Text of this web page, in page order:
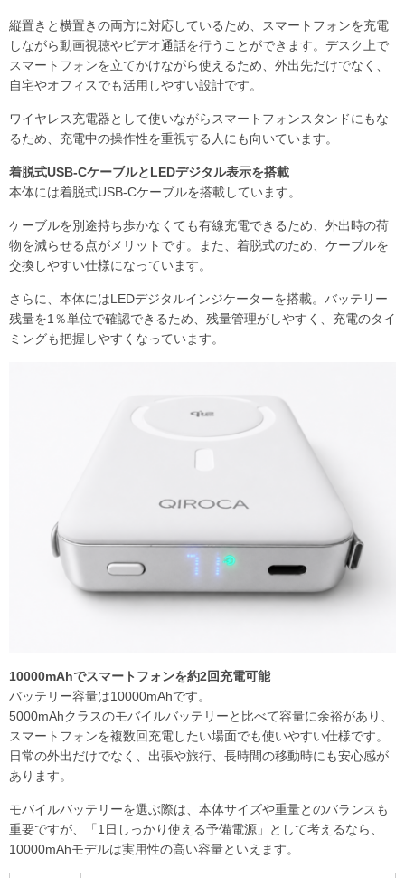
縦置きと横置きの両方に対応しているため、スマートフォンを充電
しながら動画視聴やビデオ通話を行うことができます。デスク上で
スマートフォンを立てかけながら使えるため、外出先だけでなく、
自宅やオフィスでも活用しやすい設計です。
ワイヤレス充電器として使いながらスマートフォンスタンドにもな
るため、充電中の操作性を重視する人にも向いています。
着脱式USB-CケーブルとLEDデジタル表示を搭載
本体には着脱式USB-Cケーブルを搭載しています。
ケーブルを別途持ち歩かなくても有線充電できるため、外出時の荷
物を減らせる点がメリットです。また、着脱式のため、ケーブルを
交換しやすい仕様になっています。
さらに、本体にはLEDデジタルインジケーターを搭載。バッテリー
残量を1％単位で確認できるため、残量管理がしやすく、充電のタイ
ミングも把握しやすくなっています。
10000mAhでスマートフォンを約2回充電可能
バッテリー容量は10000mAhです。
5000mAhクラスのモバイルバッテリーと比べて容量に余裕があり、
スマートフォンを複数回充電したい場面でも使いやすい仕様です。
日常の外出だけでなく、出張や旅行、長時間の移動時にも安心感が
あります。
モバイルバッテリーを選ぶ際は、本体サイズや重量とのバランスも
重要ですが、「1日しっかり使える予備電源」として考えるなら、
10000mAhモデルは実用性の高い容量といえます。